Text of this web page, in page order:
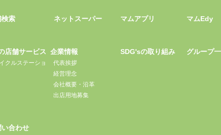
検索 ネットスーパー マムアプリ マムEdy
店舗サービス
クルステーショ
企業情報
代表挨拶
経営理念
会社概要・沿革
出店用地募集
SDG'sの取り組み グループ
い合わせ